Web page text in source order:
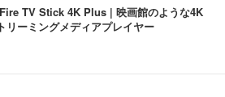
TV Stick 4K Plus | 映画館のような4K
リーミングメディアプレイヤー